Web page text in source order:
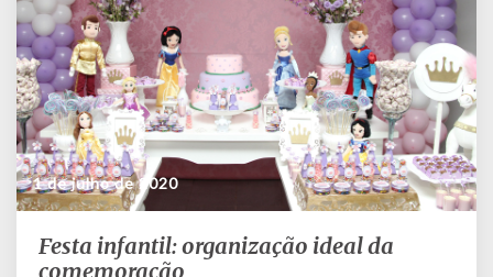
1 de julho de 2020
Festa
infantil:
Festa infantil: organização ideal da
comemoração